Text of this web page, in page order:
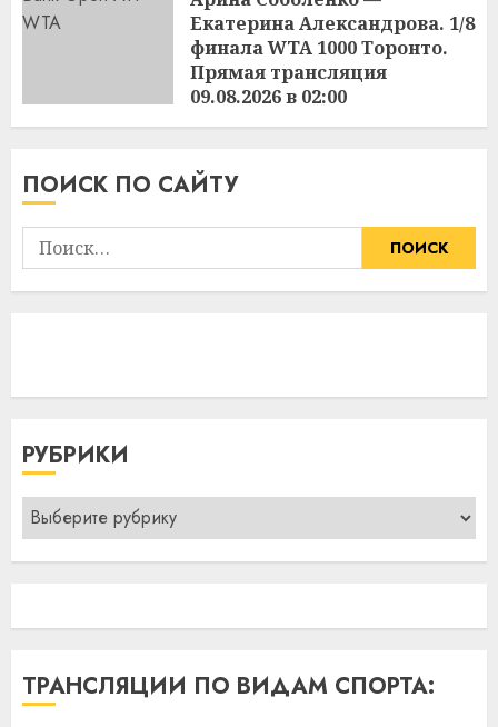
Екатерина Александрова. 1/8
финала WTA 1000 Торонто.
Прямая трансляция
09.08.2026 в 02:00
16:25 08.08.2026
ПОИСК ПО САЙТУ
Найти:
РУБРИКИ
Рубрики
ТРАНСЛЯЦИИ ПО ВИДАМ СПОРТА: